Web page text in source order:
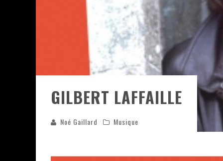
« DAMN THEM ALL » - UN DUO
YOSHI AND THE MYSTERIOUS
GILBERT LAFFAILLE
Noé Gaillard Musique